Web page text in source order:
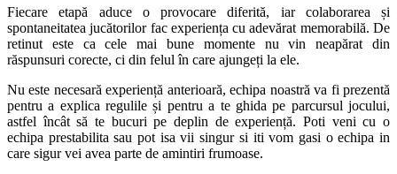
Fiecare etapă aduce o provocare diferită, iar colaborarea și
spontaneitatea jucătorilor fac experiența cu adevărat memorabilă. De
retinut este ca cele mai bune momente nu vin neapărat din
răspunsuri corecte, ci din felul în care ajungeți la ele.
Nu este necesară experiență anterioară, echipa noastră va fi prezentă
pentru a explica regulile și pentru a te ghida pe parcursul jocului,
astfel încât să te bucuri pe deplin de experiență. Poti veni cu o
echipa prestabilita sau pot isa vii singur si iti vom gasi o echipa in
care sigur vei avea parte de amintiri frumoase.